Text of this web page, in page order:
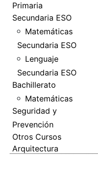
Primaria
Secundaria ESO
Matemáticas
Secundaria ESO
Lenguaje
Secundaria ESO
Bachillerato
Matemáticas
Seguridad y
Prevención
Otros Cursos
Arquitectura